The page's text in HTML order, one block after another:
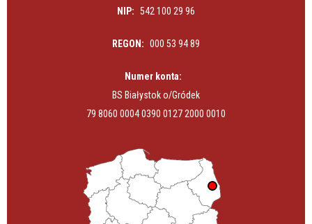
NIP: 542 100 29 96
REGON: 000 53 94 89
Numer konta:
BS Białystok o/Gródek
79 8060 0004 0390 0127 2000 0010